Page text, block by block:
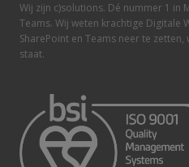
Wij zijn c)solutions. Dé nummer 1 in
Teams. Wij weten krachtige Digitale
SharePoint en Teams neer te
staat.